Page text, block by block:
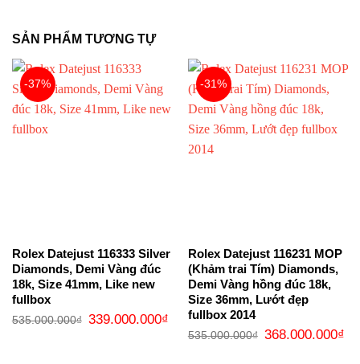
SẢN PHẨM TƯƠNG TỰ
-37%
Rolex Datejust 116333 Silver
Diamonds, Demi Vàng đúc
18k, Size 41mm, Like new
fullbox
535.000.000₫
Giá
gốc
339.000.000₫Giá
-31%
Rolex Datejust 116231 MOP
(Khảm trai Tím) Diamonds,
Demi Vàng hồng đúc 18k,
Size 36mm, Lướt đẹp
fullbox 2014
535.000.000₫
Giá
gốc
368.000.000₫